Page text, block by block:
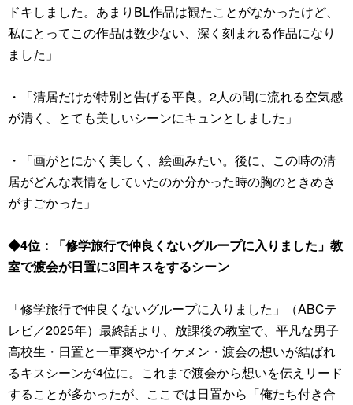
ドキしました。あまりBL作品は観たことがなかったけど、
私にとってこの作品は数少ない、深く刻まれる作品になり
ました」
・「清居だけが特別と告げる平良。2人の間に流れる空気感
が清く、とても美しいシーンにキュンとしました」
・「画がとにかく美しく、絵画みたい。後に、この時の清
居がどんな表情をしていたのか分かった時の胸のときめき
がすごかった」
◆4位：「修学旅行で仲良くないグループに入りました」教
室で渡会が日置に3回キスをするシーン
「修学旅行で仲良くないグループに入りました」（ABCテ
レビ／2025年）最終話より、放課後の教室で、平凡な男子
高校生・日置と一軍爽やかイケメン・渡会の想いが結ばれ
るキスシーンが4位に。これまで渡会から想いを伝えリード
することが多かったが、ここでは日置から「俺たち付き合